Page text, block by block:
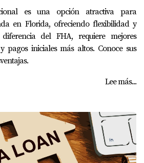
es una opción atractiva para
en Florida, ofreciendo flexibilidad y
del FHA, requiere mejores
pagos iniciales más altos. Conoce sus
Lee más...